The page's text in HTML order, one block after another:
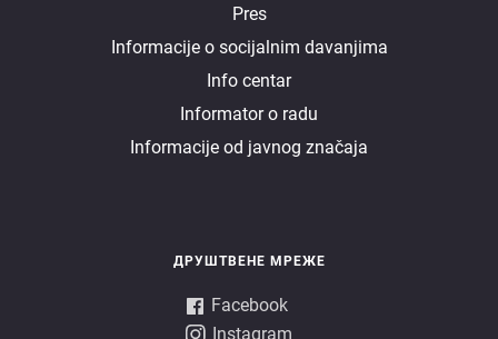
Pres
Informacije o socijalnim davanjima
Info centar
Informator o radu
Informacije od javnog značaja
ДРУШТВЕНЕ МРЕЖЕ
Facebook
Instagram